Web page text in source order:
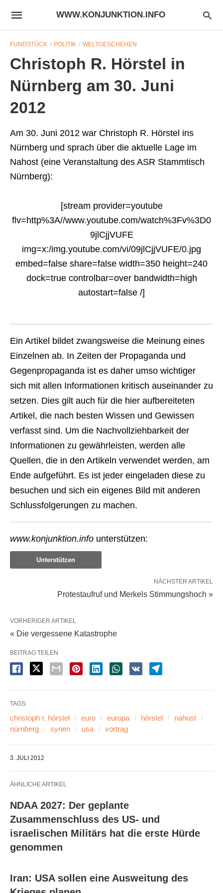
WWW.KONJUNKTION.INFO
FUNDSTÜCK POLITIK WELTGESCHEHEN
Christoph R. Hörstel in
Nürnberg am 30. Juni
2012
Am 30. Juni 2012 war Christoph R. Hörstel ins
Nürnberg und sprach über die aktuelle Lage im
Nahost (eine Veranstaltung des ASR Stammtisch
Nürnberg):
[stream provider=youtube
flv=http%3A//www.youtube.com/watch%3Fv%3D0
9jlCjjVUFE
img=x:/img.youtube.com/vi/09jlCjjVUFE/0.jpg
embed=false share=false width=350 height=240
dock=true controlbar=over bandwidth=high
autostart=false /]
Ein Artikel bildet zwangsweise die Meinung eines
Einzelnen ab. In Zeiten der Propaganda und
Gegenpropaganda ist es daher umso wichtiger
sich mit allen Informationen kritisch auseinander zu
setzen. Dies gilt auch für die hier aufbereiteten
Artikel, die nach besten Wissen und Gewissen
verfasst sind. Um die Nachvollziehbarkeit der
Informationen zu gewährleisten, werden alle
Quellen, die in den Artikeln verwendet werden, am
Ende aufgeführt. Es ist jeder eingeladen diese zu
besuchen und sich ein eigenes Bild mit anderen
Schlussfolgerungen zu machen.
www.konjunktion.info unterstützen:
Unterstützen
NÄCHSTER ARTIKEL
Protestaufruf und Merkels Stimmungshoch »
VORHERIGER ARTIKEL
« Die vergessene Katastrophe
BEITRAG TEILEN
TAGS:
christoph r. hörstel euro europa hörstel
nahost
nürnberg
syrien usa vortrag
3. JULI 2012
ÄHNLICHE ARTIKEL
NDAA 2027: Der geplante
Zusammenschluss des US- und
israelischen Militärs hat die erste Hürde
genommen
Iran: USA sollen eine Ausweitung des